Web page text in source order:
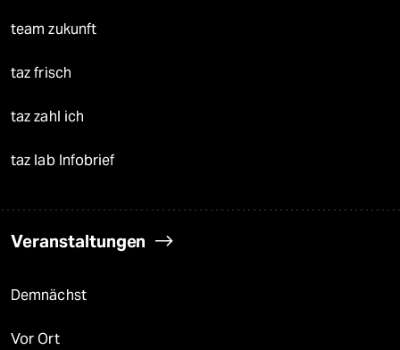
team zukunft
taz frisch
taz zahl ich
taz lab Infobrief
Veranstaltungen
Demnächst
Vor Ort